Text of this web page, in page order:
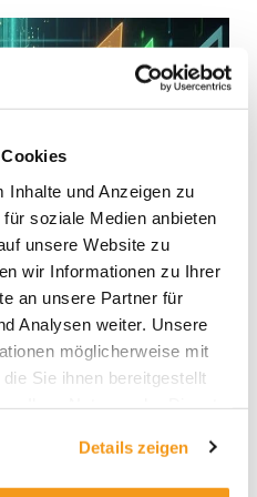
Inhalte und Anzeigen zu
soziale Medien anbieten
unsere Website zu
wir Informationen zu Ihrer
an unsere Partner für
Analysen weiter. Unsere
möglicherweise mit
Sie ihnen bereitgestellt
Details zeigen
Quartal der
Steffen Gruschka